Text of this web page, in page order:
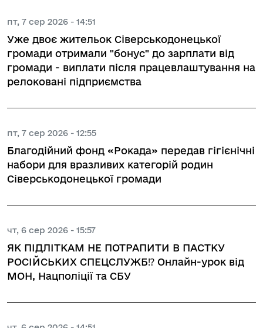
пт, 7 сер 2026 - 14:51
Уже двоє жительок Сіверськодонецької
громади отримали "бонус" до зарплати від
громади - виплати після працевлаштування на
релоковані підприємства
пт, 7 сер 2026 - 12:55
Благодійний фонд «Рокада» передав гігієнічні
набори для вразливих категорій родин
Сіверськодонецької громади
чт, 6 сер 2026 - 15:57
ЯК ПІДЛІТКАМ НЕ ПОТРАПИТИ В ПАСТКУ
РОСІЙСЬКИХ СПЕЦСЛУЖБ⁉️ Онлайн-урок від
МОН, Нацполіції та СБУ